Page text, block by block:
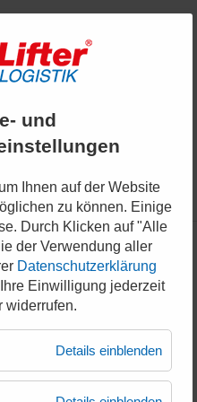
und
Ihnen auf der Website
zu können. Einige
Durch Klicken auf "Alle
der Verwendung aller
Datenschutzerklärung
Einwilligung jederzeit
widerrufen.
Details einblenden
Suchen
verschiedenen